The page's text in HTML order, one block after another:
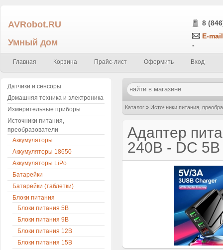
AVRobot.RU
Умный дом
8
E-
-
Главная Корзина Прайс-лист Оформить Вход
Каталог » Источники питания,
Адаптер
240В - DC 5В
Датчики и сенсоры
Домашняя техника и электроника
Измерительные приборы
Источники питания,
преобразователи
Аккумуляторы
Аккумуляторы 18650
Аккумуляторы LiPo
Батарейки
Батарейки (таблетки)
Блоки питания
Блоки питания 5В
Блоки питания 9В
Блоки питания 12В
Блоки питания 15В